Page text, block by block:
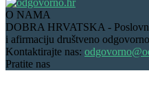
O NAMA
DOBRA HRVATSKA -
i afirmaciju društveno
Kontaktirajte nas:
Pratite nas